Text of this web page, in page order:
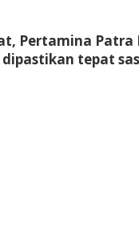
Pertamina
tepat